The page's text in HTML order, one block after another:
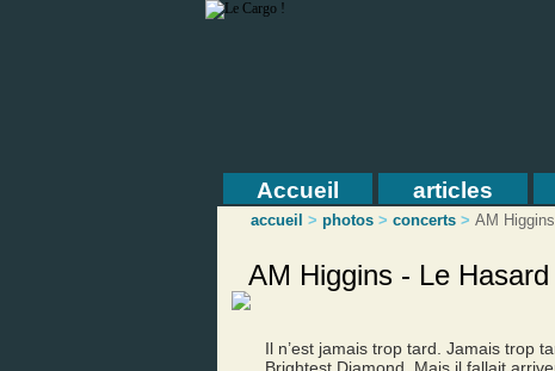
Accueil articles
accueil > photos > concerts > AM Higgins
AM Higgins - Le
Il n’est jamais trop tard. Jamais trop